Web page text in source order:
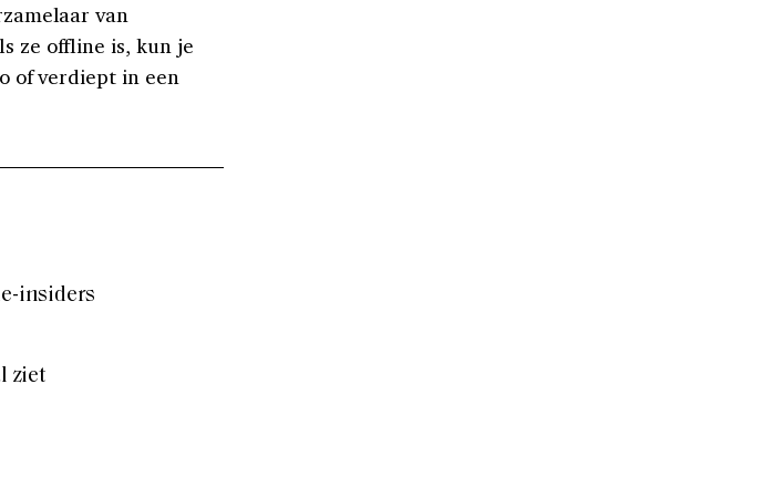
van
ze offline is, kun je
of verdiept in een
insiders
ziet